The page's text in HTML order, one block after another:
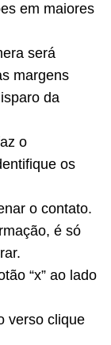
em maiores
será
margens
da
o
os
o contato.
é só
“x” ao lado
verso clique